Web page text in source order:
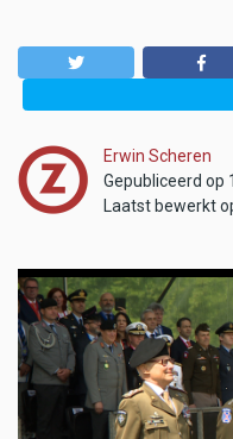
Erwin Scheren
Gepubliceerd
Laatst bewerkt